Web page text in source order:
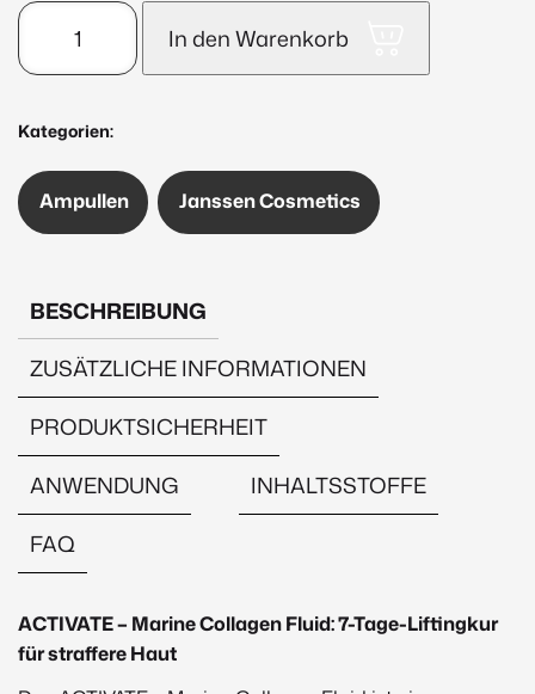
ACTIVATE
-
Marine
Collagen
Fluid
7x2ml
Menge
In den Warenkorb
Kategorien:
Ampullen Janssen Cosmetics
BESCHREIBUNG
ZUSÄTZLICHE INFORMATIONEN
PRODUKTSICHERHEIT
ANWENDUNG
INHALTSSTOFFE
FAQ
Beschreibung
ACTIVATE – Marine Collagen Fluid: 7-Tage-Liftingkur
für straffere Haut